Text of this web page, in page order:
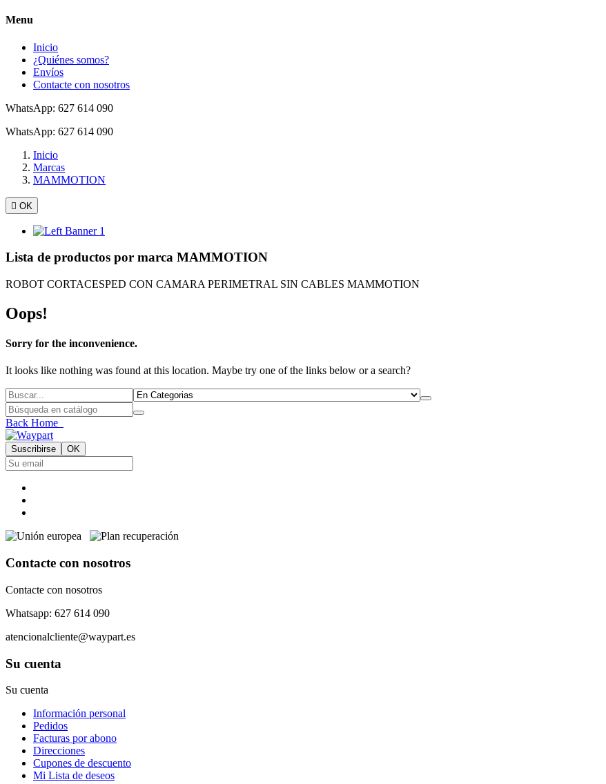
Menu
Inicio
¿Quiénes somos?
Envíos
Contacte con nosotros
WhatsApp: 627 614 090
WhatsApp: 627 614 090
Inicio
Marcas
MAMMOTION
 OK
Lista de productos por marca MAMMOTION
ROBOT CORTACESPED CON CAMARA PERIMETRAL SIN CABLES MAMMOTION
Oops!
Sorry for the inconvenience.
It looks like nothing was found at this location. Maybe try one of the links below or a search?
Back Home
Contacte con nosotros
Contacte con nosotros
Whatsapp: 627 614 090
atencionalcliente@waypart.es
Su cuenta
Su cuenta
Información personal
Pedidos
Facturas por abono
Direcciones
Cupones de descuento
Mi Lista de deseos